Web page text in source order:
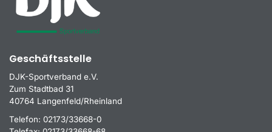
Geschäftsstelle
DJK-Sportverband e.V.
Zum Stadtbad 31
40764 Langenfeld/Rheinland
Telefon: 02173/33668-0